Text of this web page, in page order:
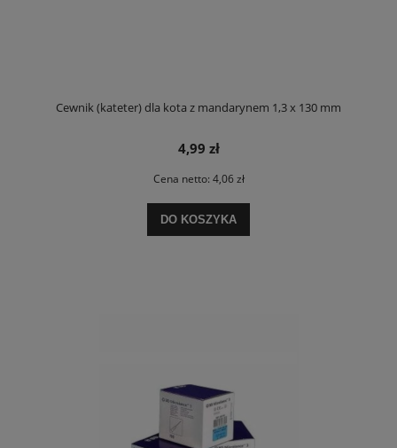
Cewnik (kateter) dla kota z mandarynem 1,3 x 130 mm
4,99 zł
Cena netto: 4,06 zł
DO KOSZYKA